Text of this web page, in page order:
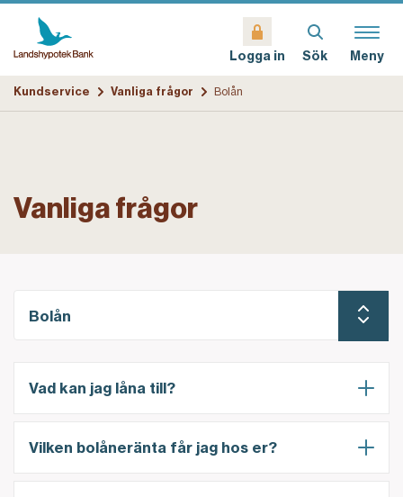
Logga in Sök Meny
Kundservice Vanliga frågor Bolån
Vanliga frågor
Bolån
Vad kan jag låna till?
Vilken bolåneränta får jag hos er?